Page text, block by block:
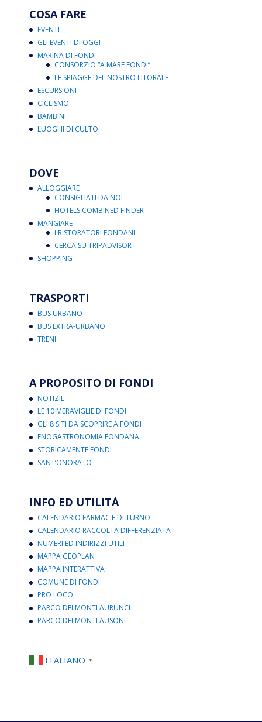
COSA FARE
EVENTI
GLI EVENTI DI OGGI
MARINA DI FONDI
CONSORZIO “A MARE FONDI”
LE SPIAGGE DEL NOSTRO LITORALE
ESCURSIONI
CICLISMO
BAMBINI
LUOGHI DI CULTO
DOVE
ALLOGGIARE
CONSIGLIATI DA NOI
HOTELS COMBINED FINDER
MANGIARE
I RISTORATORI FONDANI
CERCA SU TRIPADVISOR
SHOPPING
TRASPORTI
BUS URBANO
BUS EXTRA-URBANO
TRENI
A PROPOSITO DI FONDI
NOTIZIE
LE 10 MERAVIGLIE DI FONDI
GLI 8 SITI DA SCOPRIRE A FONDI
ENOGASTRONOMIA FONDANA
STORICAMENTE FONDI
SANT’ONORATO
INFO ED UTILITÀ
CALENDARIO FARMACIE DI TURNO
CALENDARIO RACCOLTA DIFFERENZIATA
NUMERI ED INDIRIZZI UTILI
MAPPA GEOPLAN
MAPPA INTERATTIVA
COMUNE DI FONDI
PRO LOCO
PARCO DEI MONTI AURUNCI
PARCO DEI MONTI AUSONI
ITALIANO ▼